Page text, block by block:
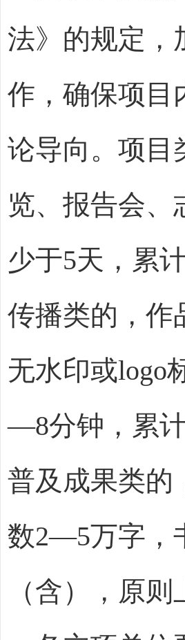
法》的规定，
作 ，确保项目
论导向。 项目
览、报告会、
少于5天，累
传播类的， 作
无水印或logo
—8分钟，累
普及成果类的
数2—5万字，
（含），原